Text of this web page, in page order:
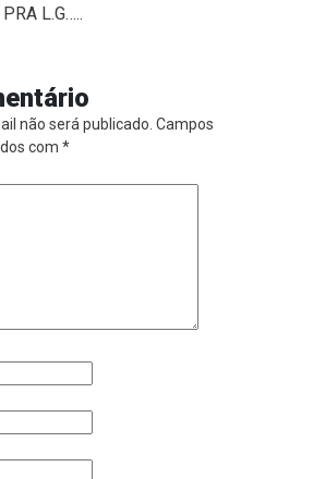
L.G…..
não será publicado. Campos
com *